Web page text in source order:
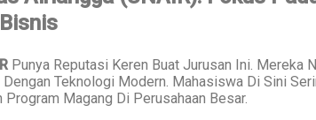
Punya Reputasi Keren Buat Jurusan Ini. Mereka
Dengan Teknologi Modern. Mahasiswa Di Sini
Program Magang Di Perusahaan Besar.